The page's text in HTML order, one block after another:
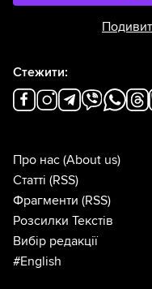
Стежити:
Про нас (About us)
Статті (RSS)
Фрагменти (RSS)
Розсилки Текстів
Вибір редакції
#English